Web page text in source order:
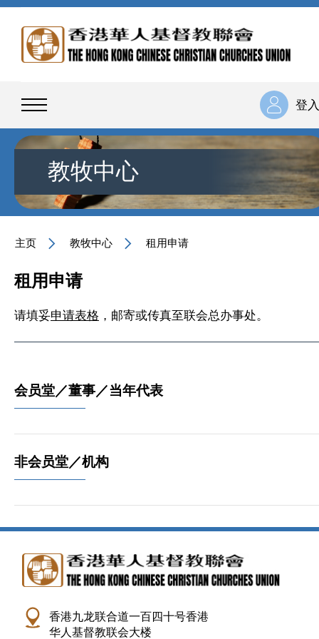
登入
教牧中心
主页 教牧中心 租用申请
租用申请
请填妥申请表格 ，邮寄或传真至联会总办事处。
会员堂／董事／当年代表
非会员堂／机构
香港九龙联合道一百四十号香港
华人基督教联会大楼